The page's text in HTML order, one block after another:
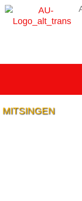
MITSINGEN